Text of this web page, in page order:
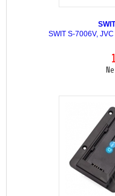
SWIT S-7006V,